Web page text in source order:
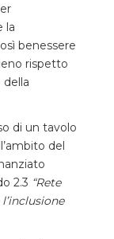
la
benessere
rispetto
della
di un tavolo
del
2.3 “Rete